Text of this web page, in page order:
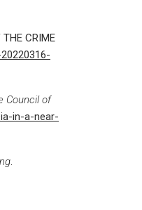
THE CRIME
Council of
in-a-near-
.